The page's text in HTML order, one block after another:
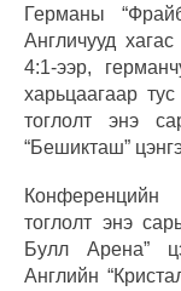
Германы
Англичууд
4:1-ээр,
харьцаагаар
тоглолт энэ
“Бешикташ”
тоглолт энэ
Булл Арена”
Английн